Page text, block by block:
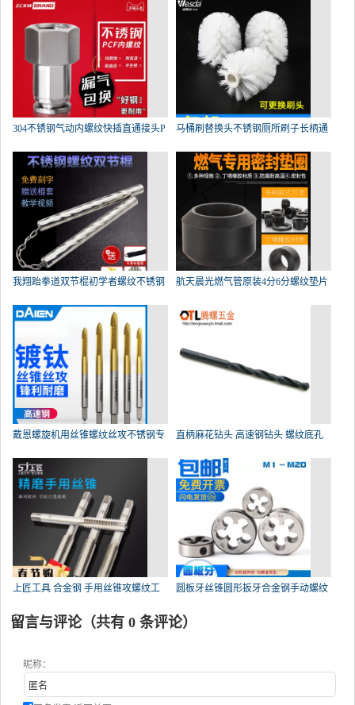
304不锈钢气动内螺纹快插直通接头P 马桶刷替换头不锈钢厕所刷子长柄通
我翔跆拳道双节棍初学者螺纹不锈钢 航天晨光燃气管原装4分6分螺纹垫片
戴恩螺旋机用丝锥螺纹丝攻不锈钢专 直柄麻花钻头 高速钢钻头 螺纹底孔
上匠工具 合金钢 手用丝锥攻螺纹工 圆板牙丝锥圆形扳牙合金钢手动螺纹
留言与评论（共有 0 条评论）
昵称：